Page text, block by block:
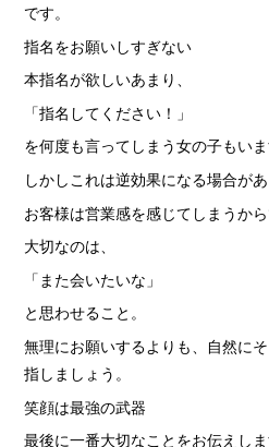
です。
指名をお願いしすぎない
本指名が欲しいあまり、
「指名してください！」
を何度も言ってしまう女の子もいま
しかしこれは逆効果になる場合があ
お客様は営業感を感じてしまうから
大切なのは、
「また会いたいな」
と思わせること。
無理にお願いするよりも、自然に
指しましょう。
笑顔は最強の武器
最後に一番大切なことをお伝えしま